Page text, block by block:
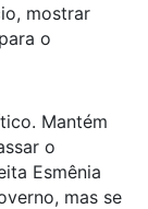
mostrar
o
Mantém
o
Esmênia
mas se